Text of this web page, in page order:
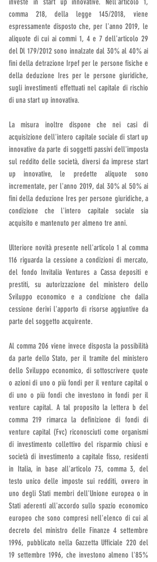
comma 218, della legge 145/2018, viene
espressamente disposto che, per l'anno 2019, le
aliquote di cui ai commi 1, 4 e 7 dell'articolo 29
del Dl 179/2012 sono innalzate dal 30% al 40% ai
fini della detrazione Irpef per le persone fisiche e
della deduzione Ires per le persone giuridiche,
sugli investimenti effettuati nel capitale di rischio
di una start up innovativa.
La misura inoltre dispone che nei casi di
acquisizione dell'intero capitale sociale di start up
innovative da parte di soggetti passivi dell'imposta
sul reddito delle società, diversi da imprese start
up innovative, le predette aliquote sono
incrementate, per l'anno 2019, dal 30% al 50% ai
fini della deduzione Ires per persone giuridiche, a
condizione che l'intero capitale sociale sia
acquisito e mantenuto per almeno tre anni.
Ulteriore novità presente nell'articolo 1 al comma
116 riguarda la cessione a condizioni di mercato,
del fondo Invitalia Ventures a Cassa depositi e
prestiti, su autorizzazione del ministero dello
Sviluppo economico e a condizione che dalla
cessione derivi l'apporto di risorse aggiuntive da
parte del soggetto acquirente.
Al comma 206 viene invece disposta la possibilità
da parte dello Stato, per il tramite del ministero
dello Sviluppo economico, di sottoscrivere quote
o azioni di uno o più fondi per il venture capital o
di uno o più fondi che investono in fondi per il
venture capital. A tal proposito la lettera b del
comma 219 rimarca la definizione di fondi di
venture capital (Fvc) riconosciuti come organismi
di investimento collettivo del risparmio chiusi e
società di investimento a capitale fisso, residenti
in Italia, in base all'articolo 73, comma 3, del
testo unico delle imposte sui redditi, ovvero in
uno degli Stati membri dell'Unione europea o in
Stati aderenti all'accordo sullo spazio economico
europeo che sono compresi nell'elenco di cui al
decreto del ministro delle Finanze 4 settembre
1996, pubblicato nella Gazzetta Ufficiale 220 del
19 settembre 1996, che investono almeno l'85%